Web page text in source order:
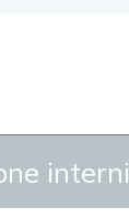
interni